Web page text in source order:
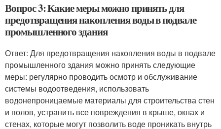
Вопрос 3: Какие меры можно принять для
предотвращения накопления воды в подвале
промышленного здания
Ответ: Для предотвращения накопления воды в подвале
промышленного здания можно принять следующие
меры: регулярно проводить осмотр и обслуживание
системы водоотведения, использовать
водонепроницаемые материалы для строительства стен
и полов, устранить все повреждения в крыше, окнах и
стенах, которые могут позволить воде проникать внутрь